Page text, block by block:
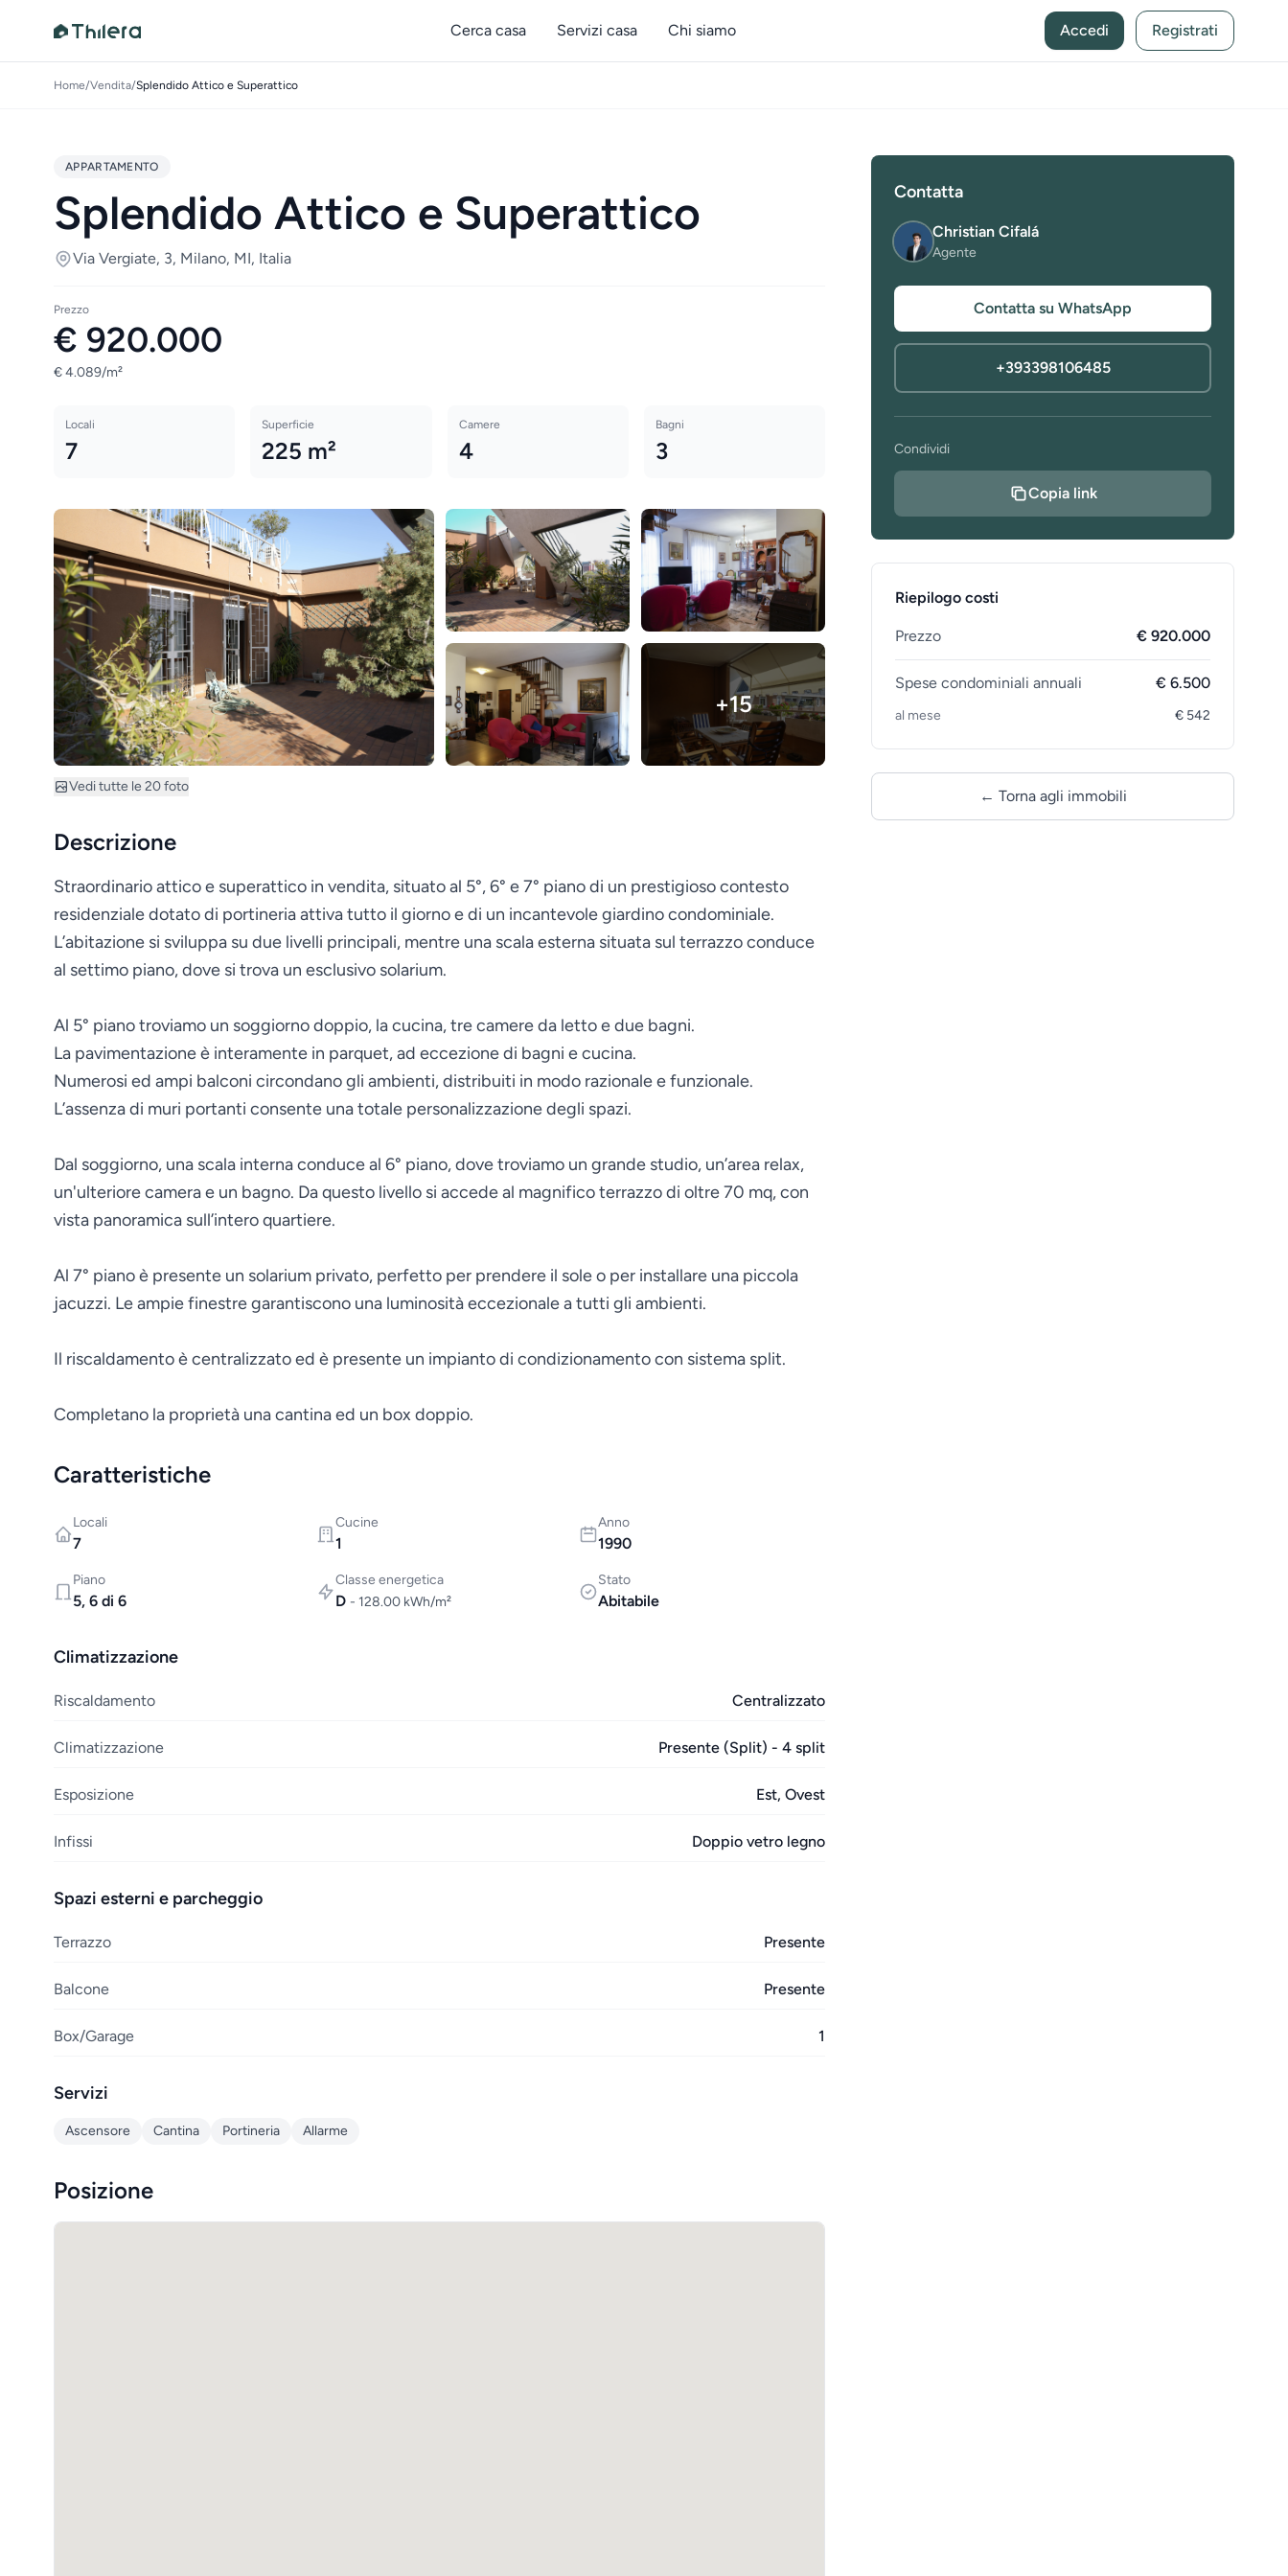
Cerca casa Servizi casa Chi siamo Accedi Registrati
Home/Vendita/Splendido Attico e Superattico
APPARTAMENTO
Splendido Attico e Superattico
Via Vergiate, 3, Milano, MI, Italia
Prezzo
€ 920.000
€ 4.089/m²
Locali
7
Superficie
225 m²
Camere
4
Bagni
3
+15
Vedi tutte le 20 foto
Descrizione
Straordinario attico e superattico in vendita, situato al 5°, 6° e 7° piano di un prestigioso contesto
residenziale dotato di portineria attiva tutto il giorno e di un incantevole giardino condominiale.
L’abitazione si sviluppa su due livelli principali, mentre una scala esterna situata sul terrazzo conduce
al settimo piano, dove si trova un esclusivo solarium.
Al 5° piano troviamo un soggiorno doppio, la cucina, tre camere da letto e due bagni.
La pavimentazione è interamente in parquet, ad eccezione di bagni e cucina.
Numerosi ed ampi balconi circondano gli ambienti, distribuiti in modo razionale e funzionale.
L’assenza di muri portanti consente una totale personalizzazione degli spazi.
Dal soggiorno, una scala interna conduce al 6° piano, dove troviamo un grande studio, un’area relax,
un'ulteriore camera e un bagno. Da questo livello si accede al magnifico terrazzo di oltre 70 mq, con
vista panoramica sull’intero quartiere.
Al 7° piano è presente un solarium privato, perfetto per prendere il sole o per installare una piccola
jacuzzi. Le ampie finestre garantiscono una luminosità eccezionale a tutti gli ambienti.
Il riscaldamento è centralizzato ed è presente un impianto di condizionamento con sistema split.
Completano la proprietà una cantina ed un box doppio.
Caratteristiche
Locali
7
Cucine
1
Anno
1990
Piano
5, 6 di 6
Classe energetica
D - 128.00 kWh/m²
Stato
Abitabile
Climatizzazione
Riscaldamento Centralizzato
Climatizzazione Presente (Split) - 4 split
Esposizione Est, Ovest
Infissi Doppio vetro legno
Spazi esterni e parcheggio
Terrazzo Presente
Balcone Presente
Box/Garage 1
Servizi
Ascensore Cantina Portineria Allarme
Posizione
Contatta
Christian Cifalá
Agente
Contatta su WhatsApp
+393398106485
Condividi
Copia link
Riepilogo costi
Prezzo € 920.000
Spese condominiali annuali € 6.500
al mese € 542
← Torna agli immobili